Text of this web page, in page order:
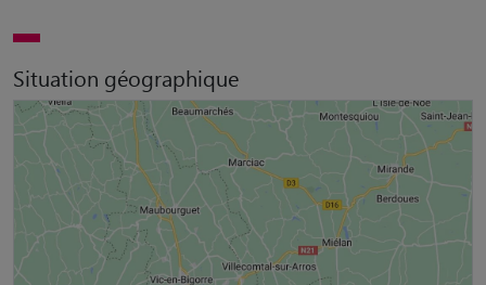
Situation géographique